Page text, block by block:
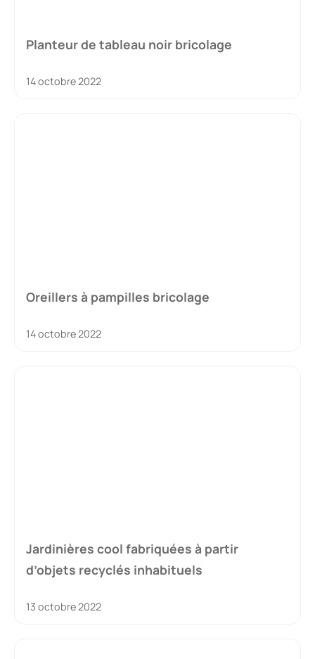
Planteur de tableau noir bricolage
14 octobre 2022
Oreillers à pampilles bricolage
14 octobre 2022
Jardinières cool fabriquées à partir
d’objets recyclés inhabituels
13 octobre 2022